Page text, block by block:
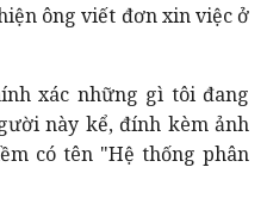
ông viết đơn xin việc ở
xác những gì tôi đang
này kể, đính kèm ảnh
có tên "Hệ thống phân